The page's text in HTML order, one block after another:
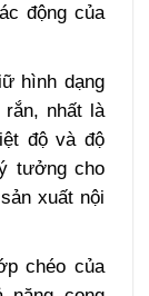
động của
hình dạng
nhất là
độ và độ
tưởng cho
xuất nội
chéo của